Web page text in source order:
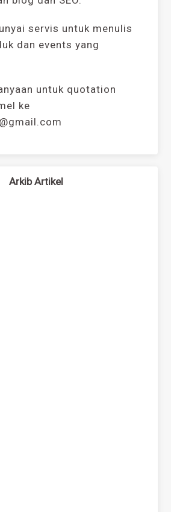
servis untuk menulis
dan events yang
untuk quotation
ke
Arkib Artikel